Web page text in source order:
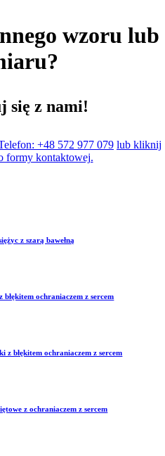
wzoru lub
się z nami!
+48 572 977 079 lub kliknij
formy kontaktowej.
z szarą bawełną
błękitem ochraniaczem z sercem
z błękitem ochraniaczem z sercem
z ochraniaczem z sercem